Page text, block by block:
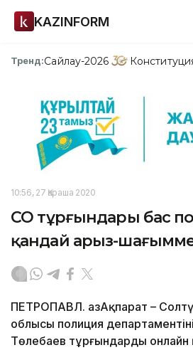
KAZINFORM
Тренд:Сайлау-2026
10:56, 27 Қараша 2020
СҚО тұрғындары бас
қандай арыз-
ПЕТРОПАВЛ. ҚазАқпарат –
облысы полиция
Төлебаев тұрғындарды онлайн